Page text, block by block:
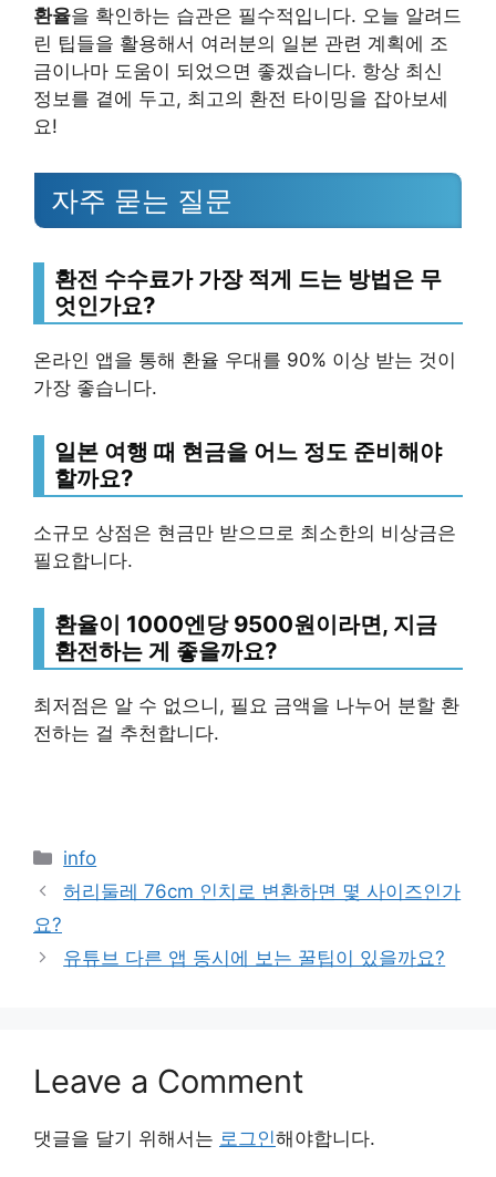
환율을 확인하는 습관은 필수적입니다. 오늘 알려드
린 팁들을 활용해서 여러분의 일본 관련 계획에 조
금이나마 도움이 되었으면 좋겠습니다. 항상 최신
정보를 곁에 두고, 최고의 환전 타이밍을 잡아보세
요!
자주 묻는 질문
환전 수수료가 가장 적게 드는 방법은 무
엇인가요?
온라인 앱을 통해 환율 우대를 90% 이상 받는 것이
가장 좋습니다.
일본 여행 때 현금을 어느 정도 준비해야
할까요?
소규모 상점은 현금만 받으므로 최소한의 비상금은
필요합니다.
환율이 1000엔당 9500원이라면, 지금
환전하는 게 좋을까요?
최저점은 알 수 없으니, 필요 금액을 나누어 분할 환
전하는 걸 추천합니다.
Categories
info
허리둘레 76cm 인치로 변환하면 몇 사이즈인가
요?
유튜브 다른 앱 동시에 보는 꿀팁이 있을까요?
Leave a Comment
댓글을 달기 위해서는 로그인해야합니다.